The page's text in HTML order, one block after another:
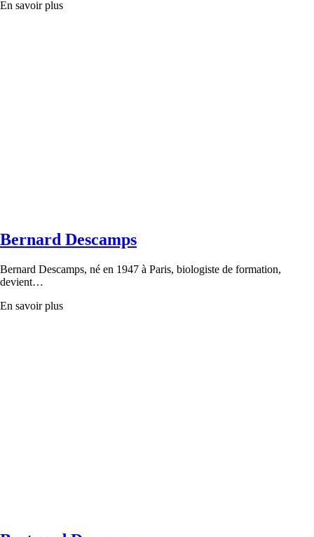
En savoir plus
Bernard Descamps
Bernard Descamps, né en 1947 à Paris, biologiste de formation,
devient…
En savoir plus